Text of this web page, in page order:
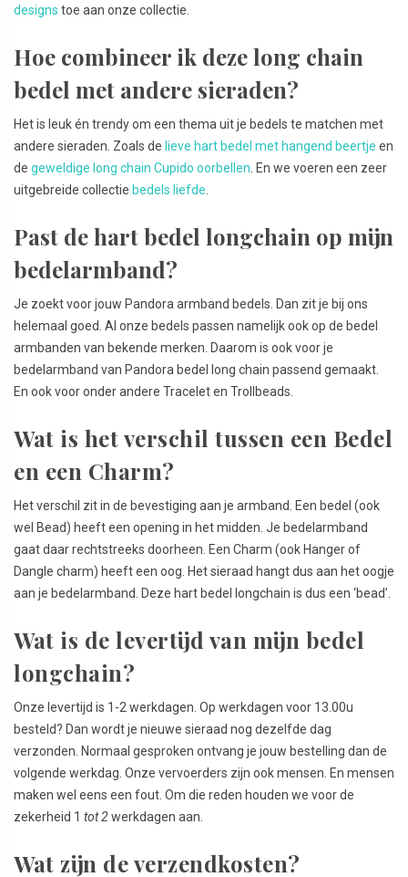
designs toe aan onze collectie.
Hoe combineer ik deze long chain
bedel met andere sieraden?
Het is leuk én trendy om een thema uit je bedels te matchen met
andere sieraden. Zoals de lieve hart bedel met hangend beertje en
de geweldige long chain Cupido oorbellen . En we voeren een zeer
uitgebreide collectie bedels liefde
Past de hart bedel longchain op mijn
bedelarmband?
Je zoekt voor jouw Pandora armband bedels. Dan zit je bij ons
helemaal goed. Al onze bedels passen namelijk ook op de bedel
armbanden van bekende merken. Daarom is ook voor je
bedelarmband van Pandora bedel long chain passend gemaakt.
En ook voor onder andere Tracelet en Trollbeads.
Wat is het verschil tussen een Bedel
en een Charm?
Het verschil zit in de bevestiging aan je armband. Een bedel (ook
wel Bead) heeft een opening in het midden. Je bedelarmband
gaat daar rechtstreeks doorheen. Een Charm (ook Hanger of
Dangle charm) heeft een oog. Het sieraad hangt dus aan het oogje
aan je bedelarmband. Deze hart bedel longchain is dus een ‘bead’.
Wat is de levertijd van mijn bedel
longchain?
Onze levertijd is 1-2 werkdagen. Op werkdagen voor 13.00u
besteld? Dan wordt je nieuwe sieraad nog dezelfde dag
verzonden. Normaal gesproken ontvang je jouw bestelling dan de
volgende werkdag. Onze vervoerders zijn ook mensen. En mensen
maken wel eens een fout. Om die reden houden we voor de
zekerheid 1 tot 2werkdagen aan.
Wat zijn de verzendkosten?